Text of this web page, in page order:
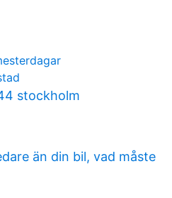
stockholm
än din bil, vad måste